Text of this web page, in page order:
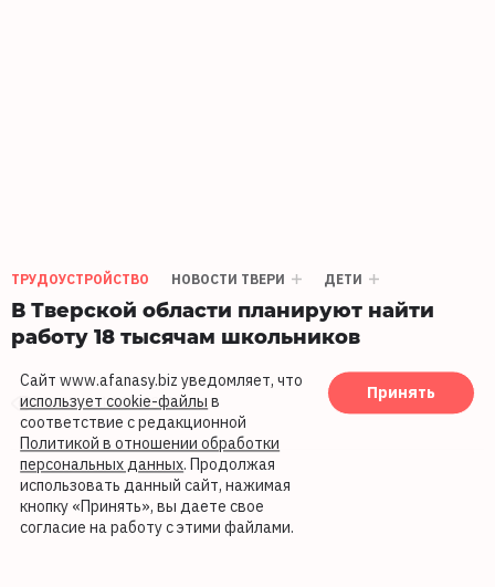
ТРУДОУСТРОЙСТВО НОВОСТИ ТВЕРИ ДЕТИ
В Тверской области планируют найти
работу 18 тысячам школьников
2627 14.07.2025 13:13
Сайт www.afanasy.biz уведомляет, что
использует cookie-файлы в
соответствие с редакционной
Политикой в отношении обработки
персональных данных. Продолжая
использовать данный сайт, нажимая
кнопку «Принять», вы даете свое
согласие на работу с этими файлами.
Принять